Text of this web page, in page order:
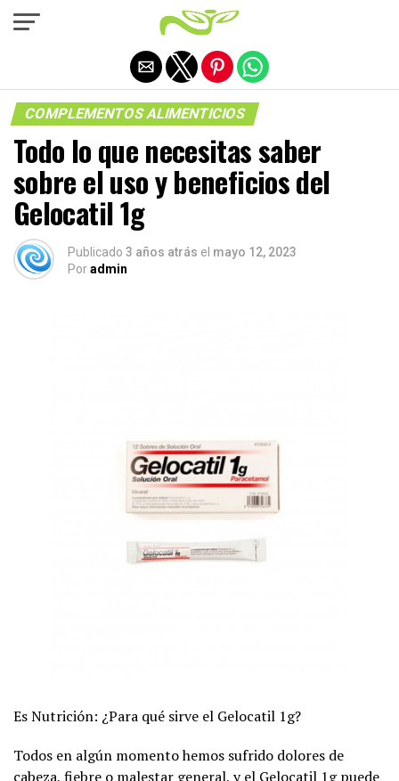
COMPLEMENTOS ALIMENTICIOS
Todo lo que necesitas saber
sobre el uso y beneficios del
Gelocatil 1g
Publicado 3 años atrás el mayo 12, 2023
Poradmin
Es Nutrición: ¿Para qué sirve el Gelocatil 1g?
Todos en algún momento hemos sufrido dolores de
cabeza, fiebre o malestar general, y el Gelocatil 1g puede
Salir de la versión móvil